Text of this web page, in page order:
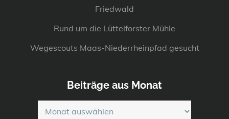
Friedwald
Rund um die Lüttelforster Mühle
Wegescouts Maas-Niederrheinpfad gesucht
Beiträge aus Monat
Beiträge